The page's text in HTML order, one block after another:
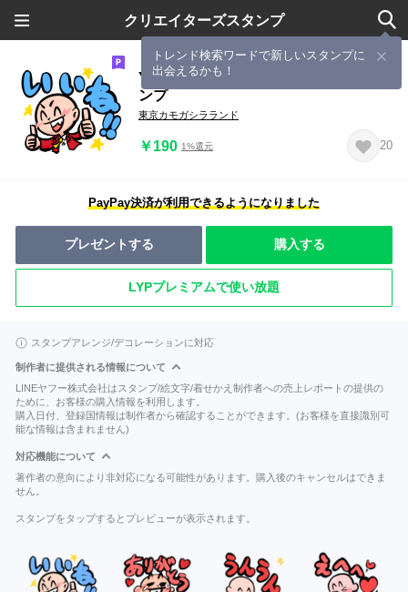
クリエイターズスタンプ
トレンド検索ワードで新しいスタンプに
出会えるかも！
YouTube講演家 鴨頭嘉人 いいね!!スタ
ンプ
東京カモガシラランド
￥190 1%還元 20
PayPay決済が利用できるようになりました
プレゼントする 購入する
LYPプレミアムで使い放題
スタンプアレンジ/デコレーションに対応
制作者に提供される情報について
LINEヤフー株式会社はスタンプ/絵文字/着せかえ制作者への売上レポートの提供の
ために、お客様の購入情報を利用します。
購入日付、登録国情報は制作者から確認することができます。(お客様を直接識別可
能な情報は含まれません)
対応機能について
著作者の意向により非対応になる可能性があります。購入後のキャンセルはできま
せん。
スタンプをタップするとプレビューが表示されます。